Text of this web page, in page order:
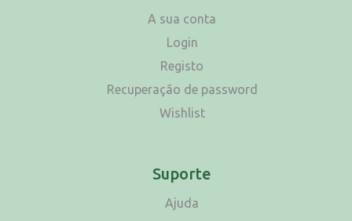
A sua conta
Login
Registo
Recuperação de password
Wishlist
Suporte
Ajuda